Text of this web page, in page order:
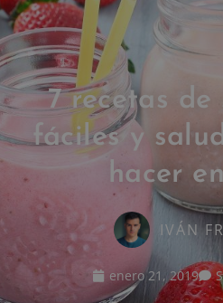
7 recetas de
fáciles y
hacer
IVÁN
enero 21, 2019